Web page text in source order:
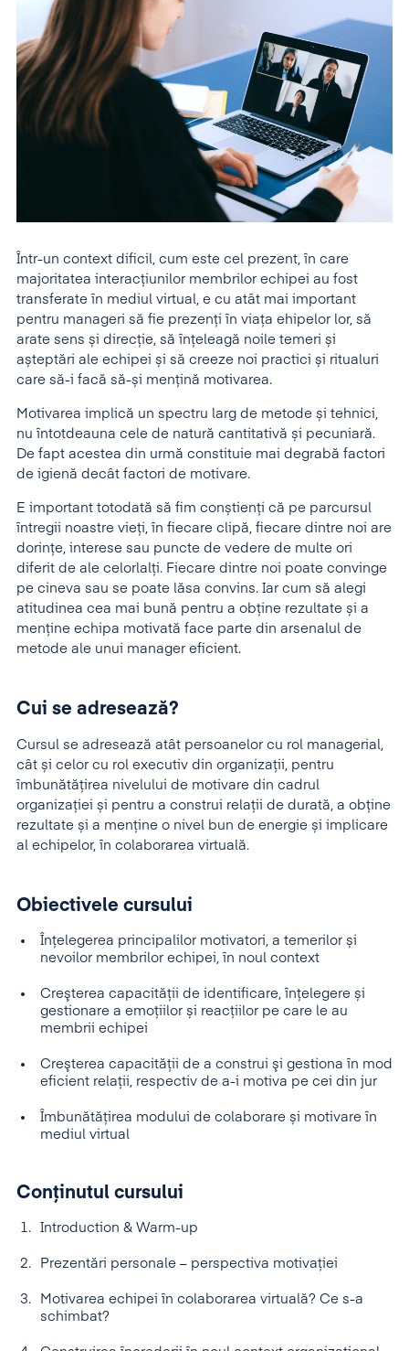
Într-un context dificil, cum este cel prezent, în care
majoritatea interacțiunilor membrilor echipei au fost
transferate în mediul virtual, e cu atât mai important
pentru manageri să fie prezenți în viața ehipelor lor, să
arate sens și direcție, să înțeleagă noile temeri și
așteptări ale echipei și să creeze noi practici și ritualuri
care să-i facă să-și mențină motivarea.
Motivarea implică un spectru larg de metode și tehnici,
nu întotdeauna cele de natură cantitativă și pecuniară.
De fapt acestea din urmă constituie mai degrabă factori
de igienă decât factori de motivare.
E important totodată să fim conștienți că pe parcursul
întregii noastre vieţi, în fiecare clipă, fiecare dintre noi are
dorinţe, interese sau puncte de vedere de multe ori
diferit de ale celorlalţi. Fiecare dintre noi poate convinge
pe cineva sau se poate lăsa convins. Iar cum să alegi
atitudinea cea mai bună pentru a obține rezultate și a
menține echipa motivată face parte din arsenalul de
metode ale unui manager eficient.
Cui se adresează?
Cursul se adresează atât persoanelor cu rol managerial,
cât și celor cu rol executiv din organizații, pentru
îmbunătăţirea nivelului de motivare din cadrul
organizației și pentru a construi relații de durată, a obține
rezultate și a menține o nivel bun de energie și implicare
al echipelor, în colaborarea virtuală.
Obiectivele cursului
Înţelegerea principalilor motivatori, a temerilor și
nevoilor membrilor echipei, în noul context
Creşterea capacităţii de identificare, înțelegere și
gestionare a emoţiilor și reacţiilor pe care le au
membrii echipei
Creşterea capacităţii de a construi şi gestiona în mod
eficient relaţii, respectiv de a-i motiva pe cei din jur
Îmbunătățirea modului de colaborare și motivare în
mediul virtual
Conținutul cursului
Introduction & Warm-up
Prezentări personale – perspectiva motivației
Motivarea echipei în colaborarea virtuală? Ce s-a
schimbat?